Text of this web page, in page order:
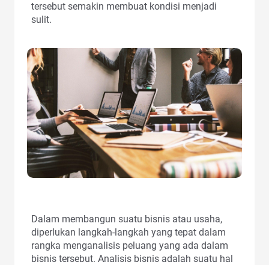
tersebut semakin membuat kondisi menjadi
sulit.
Dalam membangun suatu bisnis atau usaha,
diperlukan langkah-langkah yang tepat dalam
rangka menganalisis peluang yang ada dalam
bisnis tersebut. Analisis bisnis adalah suatu hal